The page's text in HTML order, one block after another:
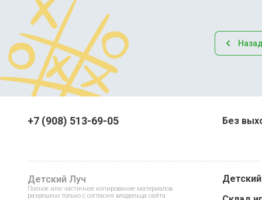
+7 (908) 513-69-05 Без
Детский Луч
Полное или частичное копирование материалов
разрешено только с согласия владельца сайта